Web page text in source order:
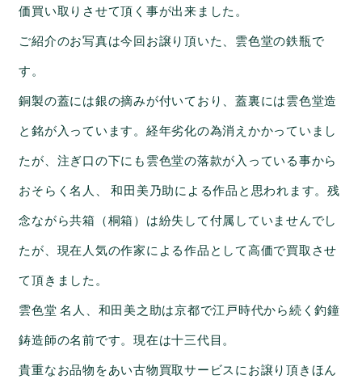
価買い取りさせて頂く事が出来ました。
ご紹介のお写真は今回お譲り頂いた、雲色堂の鉄瓶で
す。
銅製の蓋には銀の摘みが付いており、蓋裏には雲色堂造
と銘が入っています。経年劣化の為消えかかっていまし
たが、注ぎ口の下にも雲色堂の落款が入っている事から
おそらく名人、 和田美乃助による作品と思われます。残
念ながら共箱（桐箱）は紛失して付属していませんでし
たが、現在人気の作家による作品として高価で買取させ
て頂きました。
雲色堂 名人、和田美之助は京都で江戸時代から続く釣鐘
鋳造師の名前です。現在は十三代目。
貴重なお品物をあい古物買取サービスにお譲り頂きほん